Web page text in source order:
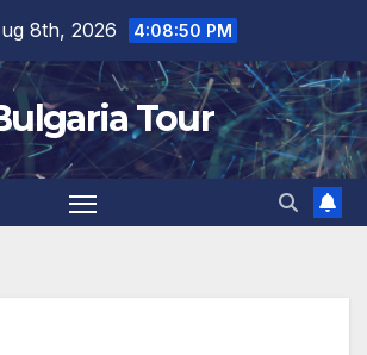
8th, 2026 4:08:51 PM
Tour